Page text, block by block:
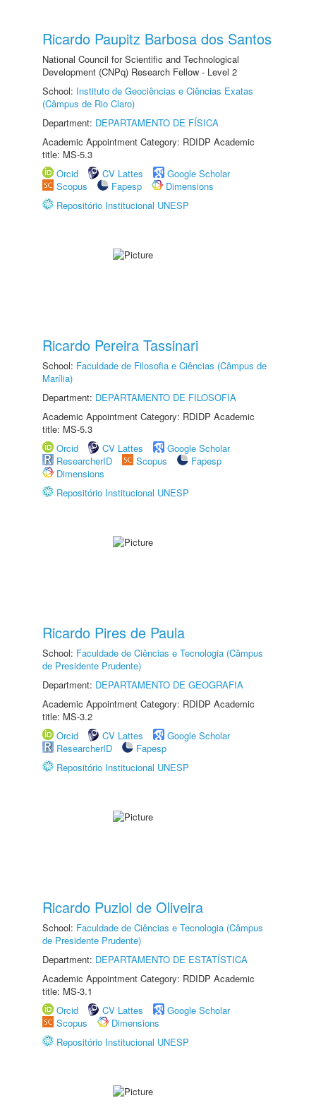
Ricardo Paupitz Barbosa dos Santos
National Council for Scientific and Technological
Development (CNPq) Research Fellow - Level 2
School: Instituto de Geociências e Ciências Exatas
(Câmpus de Rio Claro)
Department: DEPARTAMENTO DE FÍSICA
Academic Appointment Category: RDIDP Academic
title: MS-5.3
Orcid
CV Lattes
Google Scholar
Scopus
Fapesp
Dimensions
Repositório Institucional UNESP
Ricardo Pereira Tassinari
School: Faculdade de Filosofia e Ciências (Câmpus de
Marília)
Department: DEPARTAMENTO DE FILOSOFIA
Academic Appointment Category: RDIDP Academic
title: MS-5.3
Orcid
CV Lattes
Google Scholar
ResearcherID
Scopus
Fapesp
Dimensions
Repositório Institucional UNESP
Ricardo Pires de Paula
School: Faculdade de Ciências e Tecnologia (Câmpus
de Presidente Prudente)
Department: DEPARTAMENTO DE GEOGRAFIA
Academic Appointment Category: RDIDP Academic
title: MS-3.2
Orcid
CV Lattes
Google Scholar
ResearcherID
Fapesp
Repositório Institucional UNESP
Ricardo Puziol de Oliveira
School: Faculdade de Ciências e Tecnologia (Câmpus
de Presidente Prudente)
Department: DEPARTAMENTO DE ESTATÍSTICA
Academic Appointment Category: RDIDP Academic
title: MS-3.1
Orcid
CV Lattes
Google Scholar
Scopus
Dimensions
Repositório Institucional UNESP